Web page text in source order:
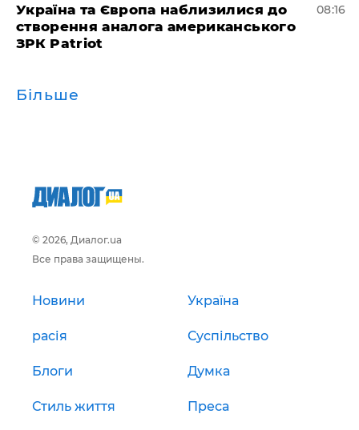
Україна та Європа наблизилися до
створення аналога американського
ЗРК Patriot
08:16
Більше
© 2026, Диалог.ua
Все права защищены.
Новини Україна
расія Суспільство
Блоги Думка
Стиль життя Преса